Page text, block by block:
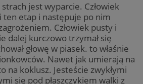
jest wyparcie. Człowiek
ten etap i następuje po nim
Człowiek pusty i
dalej kurczowo trzymał się
głowę w piasek. to właśnie
Nawet jak umierają na
na koklusz. Jesteście zwykłymi
się pod płaszczykiem walki z